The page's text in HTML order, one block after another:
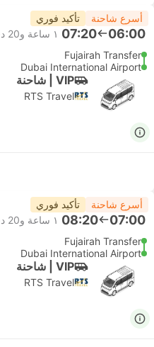
أسرع شاحنة تأكيد فوري
06:00
07:20 ١ ساعة و‫20 دقائق
Fujairah Transfer
Dubai International Airport
VIP | شاحنة
RTS Travel
أسرع شاحنة تأكيد فوري
07:00
08:20 ١ ساعة و‫20 دقائق
Fujairah Transfer
Dubai International Airport
VIP | شاحنة
RTS Travel